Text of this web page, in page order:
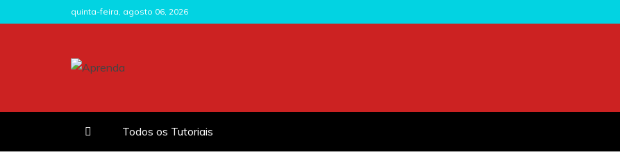
to
quinta-feira, agosto 06, 2026
Todos os Tutoriais